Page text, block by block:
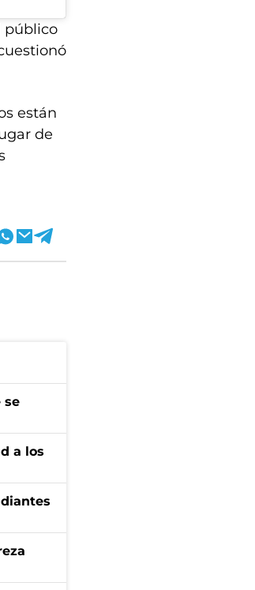
público
están
de
se
a los